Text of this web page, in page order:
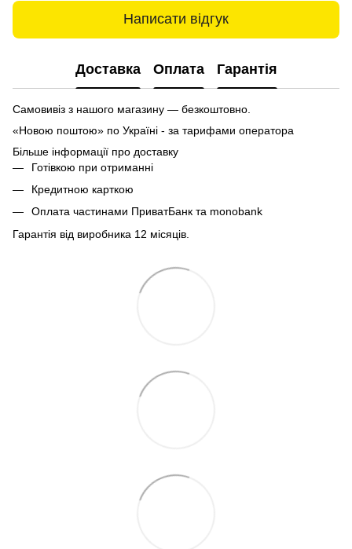
Написати відгук
Доставка Оплата Гарантія
Самовивіз з нашого магазину — безкоштовно.
«Новою поштою» по Україні - за тарифами оператора
Більше інформації про доставку
Готівкою при отриманні
Кредитною карткою
Оплата частинами ПриватБанк та monobank
Гарантія від виробника 12 місяців.